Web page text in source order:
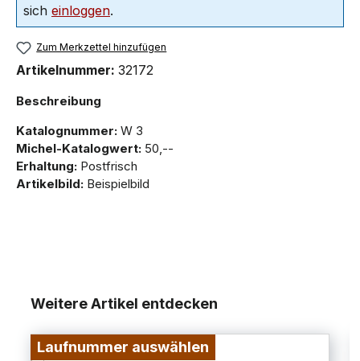
sich einloggen.
Zum Merkzettel hinzufügen
Artikelnummer: 32172
Beschreibung
Katalognummer: W 3
Michel-Katalogwert: 50,--
Erhaltung: Postfrisch
Artikelbild: Beispielbild
Weitere Artikel entdecken
Laufnummer auswählen